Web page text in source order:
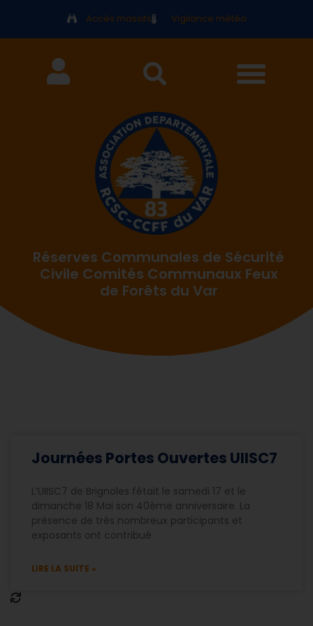
Accès massifs Vigilance météo
Réserves Communales de Sécurité
Civile Comités Communaux Feux
de Forêts du Var
Journées Portes Ouvertes UIISC7
L’UIISC7 de Brignoles fêtait le samedi 17 et le
dimanche 18 Mai son 40ème anniversaire. La
présence de très nombreux participants et
exposants ont contribué
LIRE LA SUITE »